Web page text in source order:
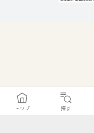
トップ 探す